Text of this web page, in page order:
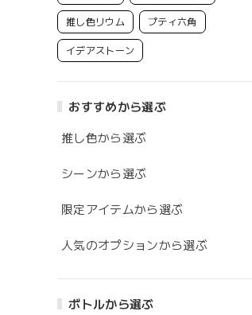
推し色リウム プティ六角
イデアストーン
おすすめから選ぶ
推し色から選ぶ
シーンから選ぶ
限定アイテムから選ぶ
人気のオプションから選ぶ
ボトルから選ぶ